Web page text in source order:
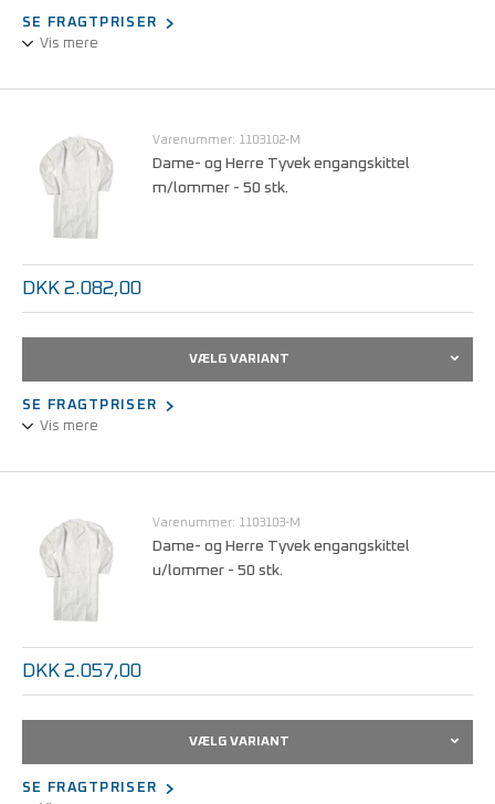
SE FRAGTPRISER
Vis mere
Varenummer: 1103102-M
Dame- og Herre Tyvek engangskittel
m/lommer - 50 stk.
DKK 2.082,00
VÆLG VARIANT
SE FRAGTPRISER
Vis mere
Varenummer: 1103103-M
Dame- og Herre Tyvek engangskittel
u/lommer - 50 stk.
DKK 2.057,00
VÆLG VARIANT
SE FRAGTPRISER